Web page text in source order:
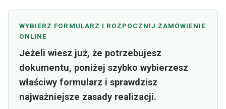
WYBIERZ FORMULARZ I ROZPOCZNIJ ZAMÓWIENIE
ONLINE
Jeżeli wiesz już, że potrzebujesz
dokumentu, poniżej szybko wybierzesz
właściwy formularz i sprawdzisz
najważniejsze zasady realizacji.